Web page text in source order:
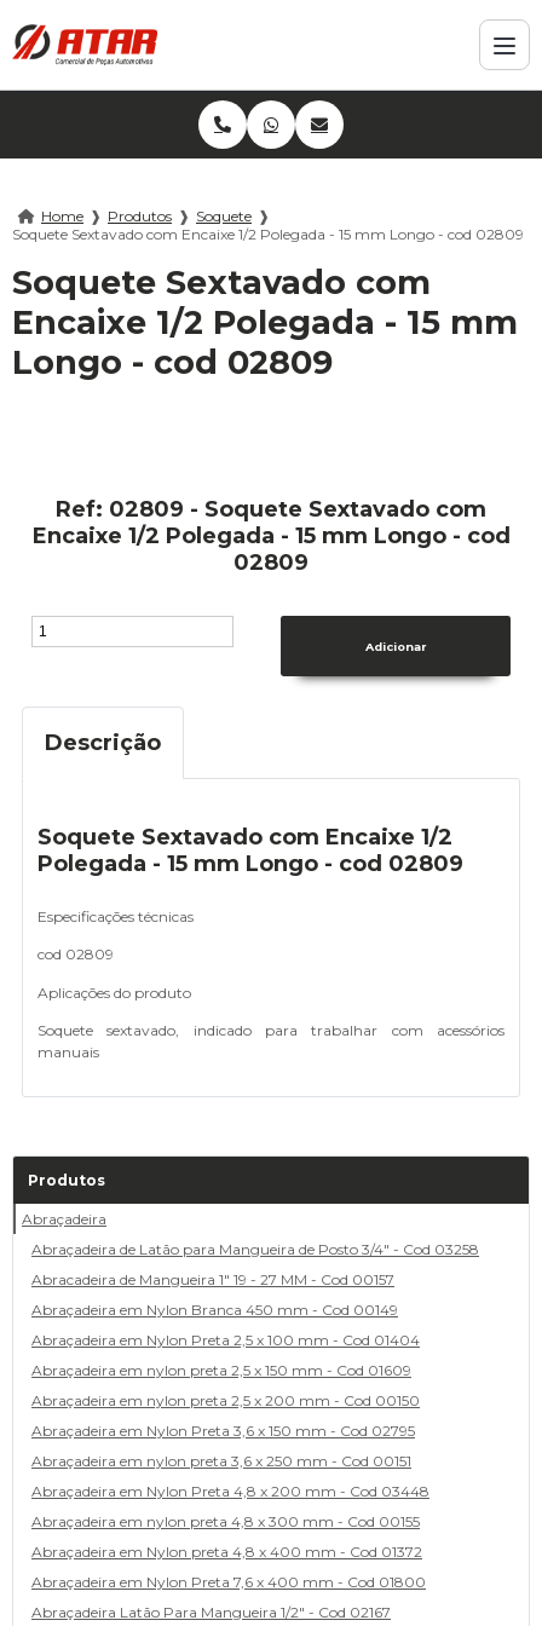
Home ❱ Produtos ❱ Soquete ❱
Soquete Sextavado com Encaixe 1/2 Polegada - 15 mm Longo - cod 02809
Soquete Sextavado com
Encaixe 1/2 Polegada - 15 mm
Longo - cod 02809
Ref: 02809 - Soquete Sextavado com
Encaixe 1/2 Polegada - 15 mm Longo - cod
02809
Descrição
Soquete Sextavado com Encaixe 1/2
Polegada - 15 mm Longo - cod 02809
Especificações técnicas
cod 02809
Aplicações do produto
Soquete sextavado, indicado para trabalhar com acessórios
manuais
Produtos
Abraçadeira
Abraçadeira de Latão para Mangueira de Posto 3/4" - Cod 03258
Abracadeira de Mangueira 1" 19 - 27 MM - Cod 00157
Abraçadeira em Nylon Branca 450 mm - Cod 00149
Abraçadeira em Nylon Preta 2,5 x 100 mm - Cod 01404
Abraçadeira em nylon preta 2,5 x 150 mm - Cod 01609
Abraçadeira em nylon preta 2,5 x 200 mm - Cod 00150
Abraçadeira em Nylon Preta 3,6 x 150 mm - Cod 02795
Abraçadeira em nylon preta 3,6 x 250 mm - Cod 00151
Abraçadeira em Nylon Preta 4,8 x 200 mm - Cod 03448
Abraçadeira em nylon preta 4,8 x 300 mm - Cod 00155
Abraçadeira em Nylon preta 4,8 x 400 mm - Cod 01372
Abraçadeira em Nylon Preta 7,6 x 400 mm - Cod 01800
Abraçadeira Latão Para Mangueira 1/2" - Cod 02167